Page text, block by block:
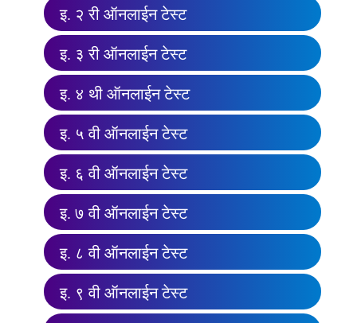
इ. २ री ऑनलाईन टेस्ट
इ. ३ री ऑनलाईन टेस्ट
इ. ४ थी ऑनलाईन टेस्ट
इ. ५ वी ऑनलाईन टेस्ट
इ. ६ वी ऑनलाईन टेस्ट
इ. ७ वी ऑनलाईन टेस्ट
इ. ८ वी ऑनलाईन टेस्ट
इ. ९ वी ऑनलाईन टेस्ट